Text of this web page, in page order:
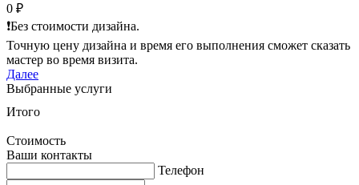
0 ₽
❗️Без стоимости дизайна.
Точную цену дизайна и время его выполнения сможет сказать
мастер во время визита.
Далее
Выбранные услуги
Итого
Стоимость
Ваши контакты
Телефон